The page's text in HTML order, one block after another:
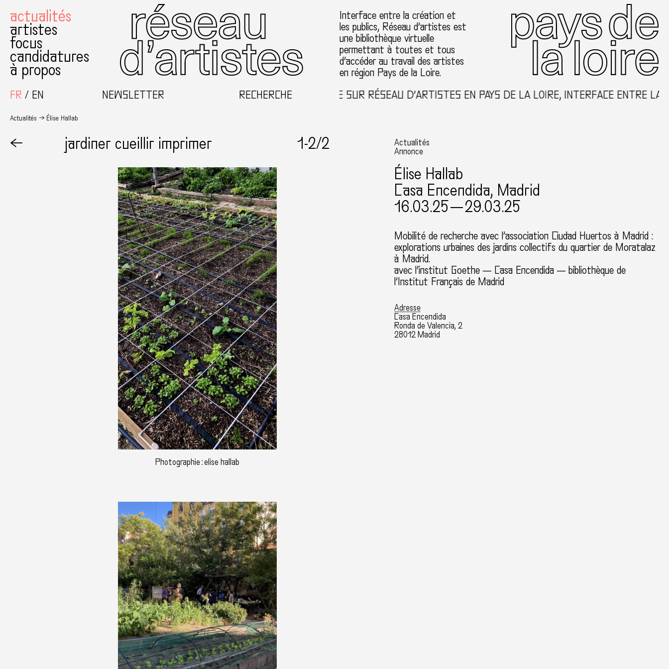
actualités
artistes
focus
candidatures
à propos
Interface entre la création et
les publics, Réseau d’artistes est
une bibliothèque virtuelle
permettant à toutes et tous
d’accéder au travail des artistes
en région Pays de la Loire.
FR
EN NEWSLETTER RECHERCHEBIENVENUE SUR RÉSEAU D’ARTISTES EN PAYS DE LA LOIRE, INTERFACE ENTRE LA
Actualités Élise Hallab
← jardiner cueillir imprimer 1-2/2
Photographie : elise hallab
Actualités
Annonce
Élise Hallab
Casa Encendida, Madrid
16.03.25 — 29.03.25
Mobilité de recherche avec l’association Ciudad Huertos à Madrid :
explorations urbaines des jardins collectifs du quartier de Moratalaz
à Madrid.
avec l’institut Goethe — Casa Encendida — bibliothèque de
l’Institut Français de Madrid
Adresse
Casa Encendida
Ronda de Valencia, 2
28012 Madrid